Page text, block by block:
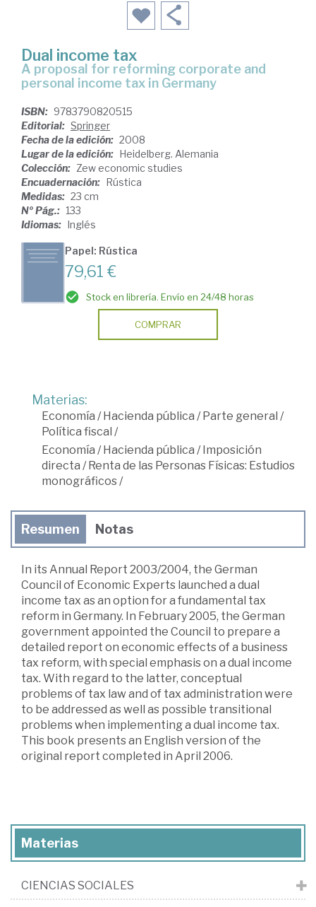
Dual income tax
a proposal for reforming corporate and
personal income tax in Germany
ISBN: 9783790820515
Editorial: Springer
Fecha de la edición: 2008
Lugar de la edición: Heidelberg. Alemania
Colección: Zew economic studies
Encuadernación: Rústica
Medidas: 23 cm
Nº Pág.: 133
Idiomas: Inglés
Papel: Rústica
79,61 €
Stock en librería. Envío en 24/48 horas
COMPRAR
Materias:
Economía /Hacienda pública /Parte general /
Política fiscal /
Economía /Hacienda pública /Imposición
directa /Renta de las Personas Físicas: Estudios
monográficos/
Resumen Notas
In its Annual Report 2003/2004, the German
Council of Economic Experts launched a dual
income tax as an option for a fundamental tax
reform in Germany. In February 2005, the German
government appointed the Council to prepare a
detailed report on economic effects of a business
tax reform, with special emphasis on a dual income
tax. With regard to the latter, conceptual
problems of tax law and of tax administration were
to be addressed as well as possible transitional
problems when implementing a dual income tax.
This book presents an English version of the
original report completed in April 2006.
Materias
CIENCIAS SOCIALES